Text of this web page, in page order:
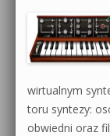
wirtualnym
toru syntezy:
obwiedni oraz